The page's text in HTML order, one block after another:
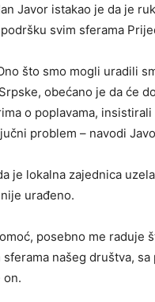
Јavor istakao je da je
svim sferama
što smo mogli uradili
obećano je da će
o poplavama,
problem – navodi
je lokalna zajednica
urađeno.
posebno me raduje
našeg društva,
on.